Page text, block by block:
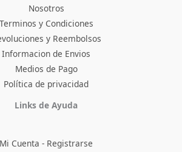
Nosotros
Terminos y Condiciones
y Reembolsos
Informacion de Envios
Medios de Pago
Política de privacidad
Links de Ayuda
Mi Cuenta - Registrarse
Facebook
Instagram
TikTokPinterest